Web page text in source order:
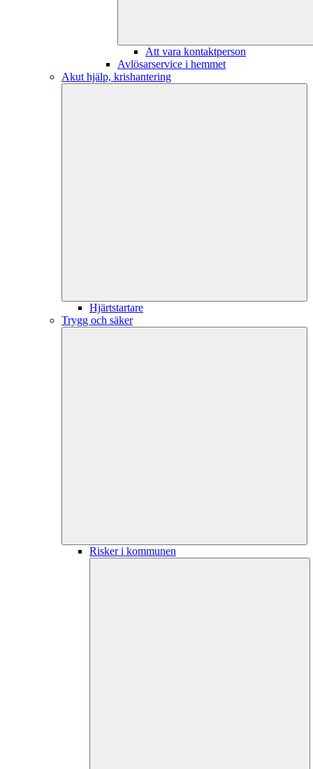
Att vara kontaktperson
Avlösarservice i hemmet
Akut hjälp, krishantering
Hjärtstartare
Trygg och säker
Risker i kommunen